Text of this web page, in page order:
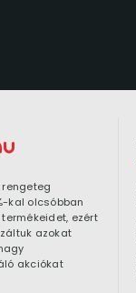
kal olcsóbban
ezért
azokat
akciókat